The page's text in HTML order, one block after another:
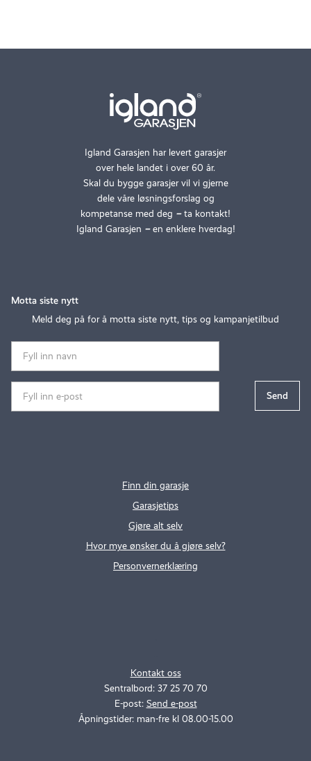
Igland Garasjen har levert garasjer
over hele landet i over 60 år.
Skal du bygge garasjer vil vi gjerne
dele våre løsningsforslag og
kompetanse med deg –ta kontakt!
Igland Garasjen –en enklere hverdag!
Kontakt oss
Sentralbord: 37 25 70 70
E-post: Send e-post
Åpningstider: man-fre kl 08.00-15.00
Finn din garasje
Garasjetips
Gjøre alt selv
Hvor mye ønsker du å gjøre selv?
Personvernerklæring
Motta siste nytt
Meld deg på for å motta siste nytt, tips og kampanjetilbud